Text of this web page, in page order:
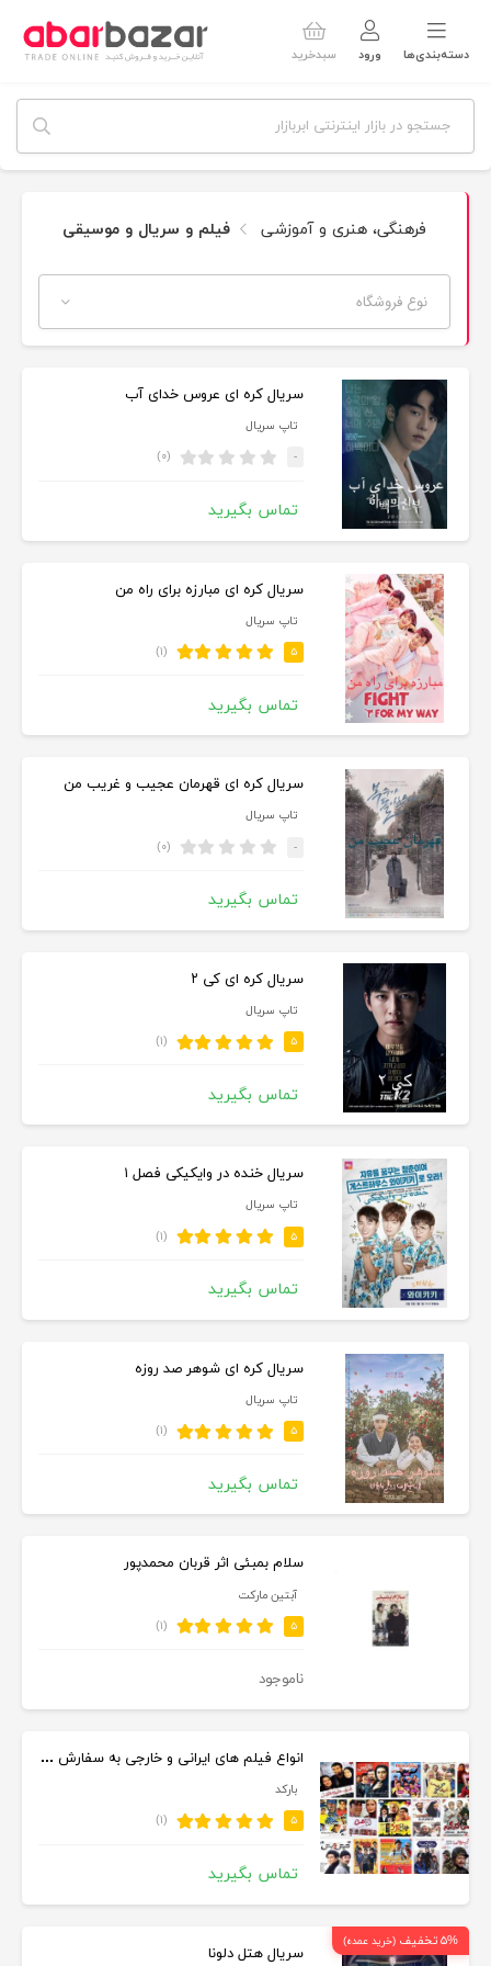
دسته‌بندی‌ها ورود سبدخرید
فرهنگی، هنری و آموزشی فیلم و سریال و موسیقی
نوع فروشگاه
سریال کره ای عروس خدای آب
تاپ سریال
- (۰)
تماس بگیرید
سریال کره ای مبارزه برای راه من
تاپ سریال
۵ (۱)
تماس بگیرید
سریال کره ای قهرمان عجیب و غریب من
تاپ سریال
- (۰)
تماس بگیرید
سریال کره ای کی ۲
تاپ سریال
۵ (۱)
تماس بگیرید
سریال خنده در وایکیکی فصل ۱
تاپ سریال
۵ (۱)
تماس بگیرید
سریال کره ای شوهر صد روزه
تاپ سریال
۵ (۱)
تماس بگیرید
سلام بمبئی اثر قربان محمدپور
آبتین مارکت
۵ (۱)
ناموجود
انواع فیلم های ایرانی و خارجی به سفارش شما
بارکد
۵ (۱)
تماس بگیرید
۵% تخفیف (خرید عمده)
سریال هتل دلونا